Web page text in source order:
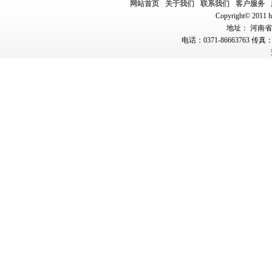
网站首页 关于我们 联系我们 客户服务
Copyright© 2011
地址： 河南
电话：0371-86663763 传真